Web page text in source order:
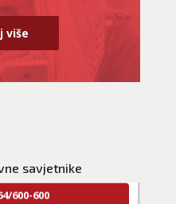
više
savjetnike
600-600
min